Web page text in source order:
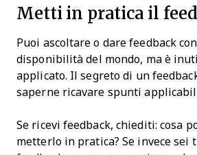
Metti in pratica il
Puoi ascoltare o dare feedback
disponibilità del mondo, ma è
applicato. Il segreto di un
saperne ricavare spunti
Se ricevi feedback, chiediti: cosa
metterlo in pratica? Se invece sei